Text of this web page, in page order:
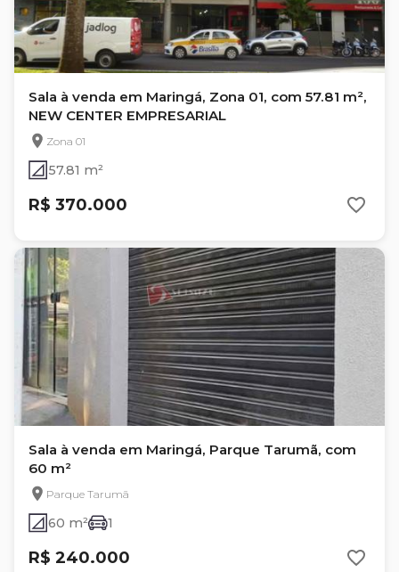
Sala à venda em Maringá, Zona 01, com 57.81 m²,
NEW CENTER EMPRESARIAL
Zona 01
57.81 m²
R$ 370.000
Sala à venda em Maringá, Parque Tarumã, com
60 m²
Parque Tarumã
60 m² 1
R$ 240.000